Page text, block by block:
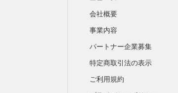
会社概要
​事業内容
パートナー企業募集
特定商取引法の表示
ご利用規約